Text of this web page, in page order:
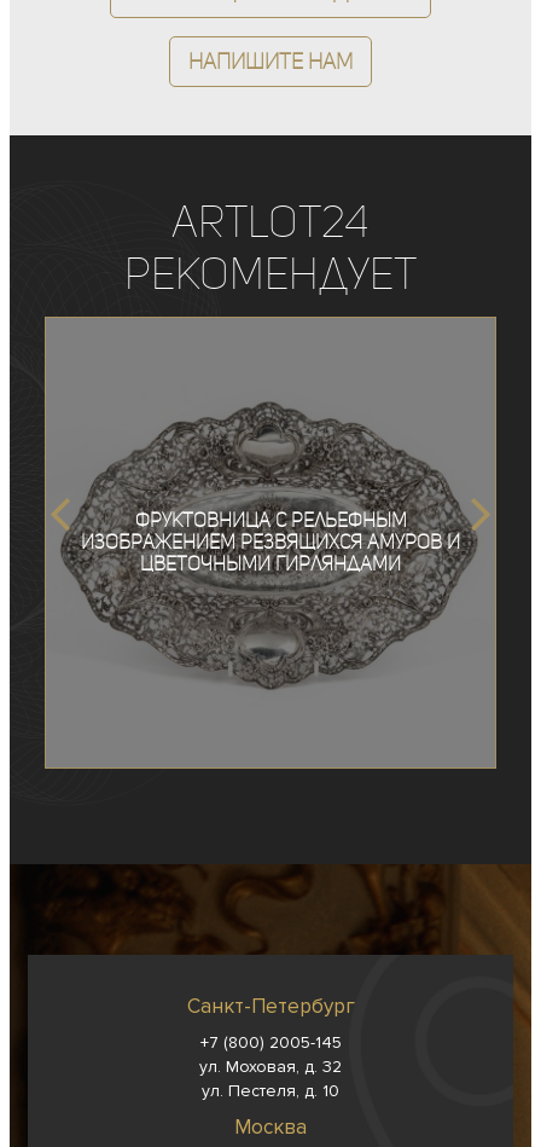
Напишите нам
ArtLot24
рекомендует
Фруктовница с рельефным
изображением резвящихся амуров и
цветочными гирляндами
Санкт-Петербург
+7 (800) 2005-145
ул. Моховая, д. 32
ул. Пестеля, д. 10
Москва